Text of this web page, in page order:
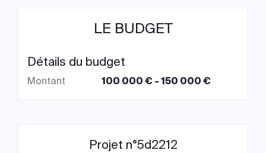
LE BUDGET
Détails du budget
Montant 100 000 € - 150 000 €
Projet n°5d2212